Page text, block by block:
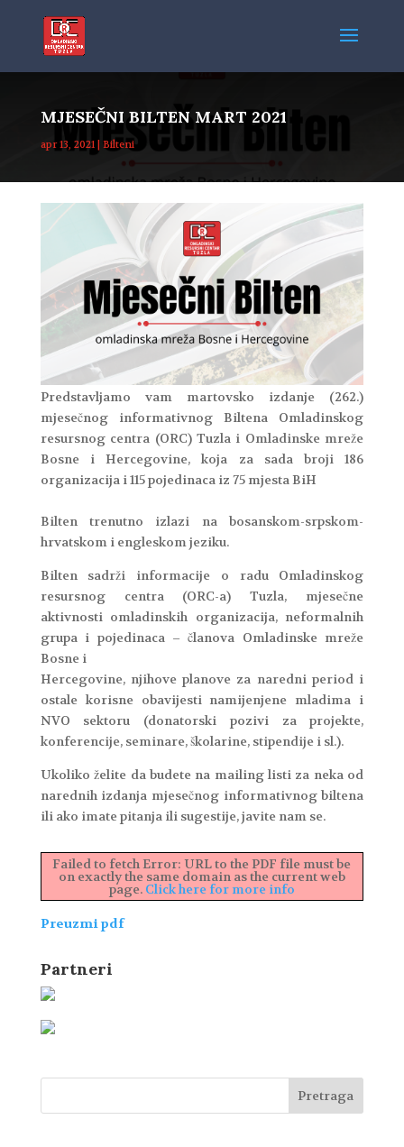
MJESEČNI BILTEN MART 2021
apr 13, 2021| Bilteni
Predstavljamo vam martovsko izdanje (262.)
mjesečnog informativnog Biltena Omladinskog
resursnog centra (ORC) Tuzla i Omladinske mreže
Bosne i Hercegovine, koja za sada broji 186
organizacija i 115 pojedinaca iz 75 mjesta BiH
Bilten trenutno izlazi na bosanskom-srpskom-
hrvatskom i engleskom jeziku.
Bilten sadrži informacije o radu Omladinskog
resursnog centra (ORC-a) Tuzla, mjesečne
aktivnosti omladinskih organizacija, neformalnih
grupa i pojedinaca – članova Omladinske mreže
Bosne i
Hercegovine, njihove planove za naredni period i
ostale korisne obavijesti namijenjene mladima i
NVO sektoru (donatorski pozivi za projekte,
konferencije, seminare, školarine, stipendije i sl.).
Ukoliko želite da budete na mailing listi za neka od
narednih izdanja mjesečnog informativnog biltena
ili ako imate pitanja ili sugestije, javite nam se.
Failed to fetch Error: URL to the PDF file must be
on exactly the same domain as the current web
page. Click here for more info
Preuzmi pdf
Partneri